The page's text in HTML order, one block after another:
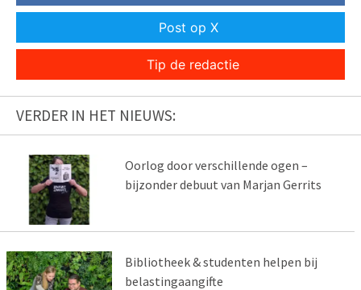
Post op X
Tip de redactie
VERDER IN HET NIEUWS:
Oorlog door verschillende ogen –
bijzonder debuut van Marjan Gerrits
Bibliotheek & studenten helpen bij
belastingaangifte